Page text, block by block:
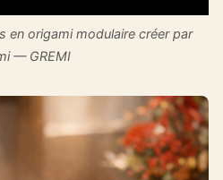
en origami modulaire créer par
— GREMI